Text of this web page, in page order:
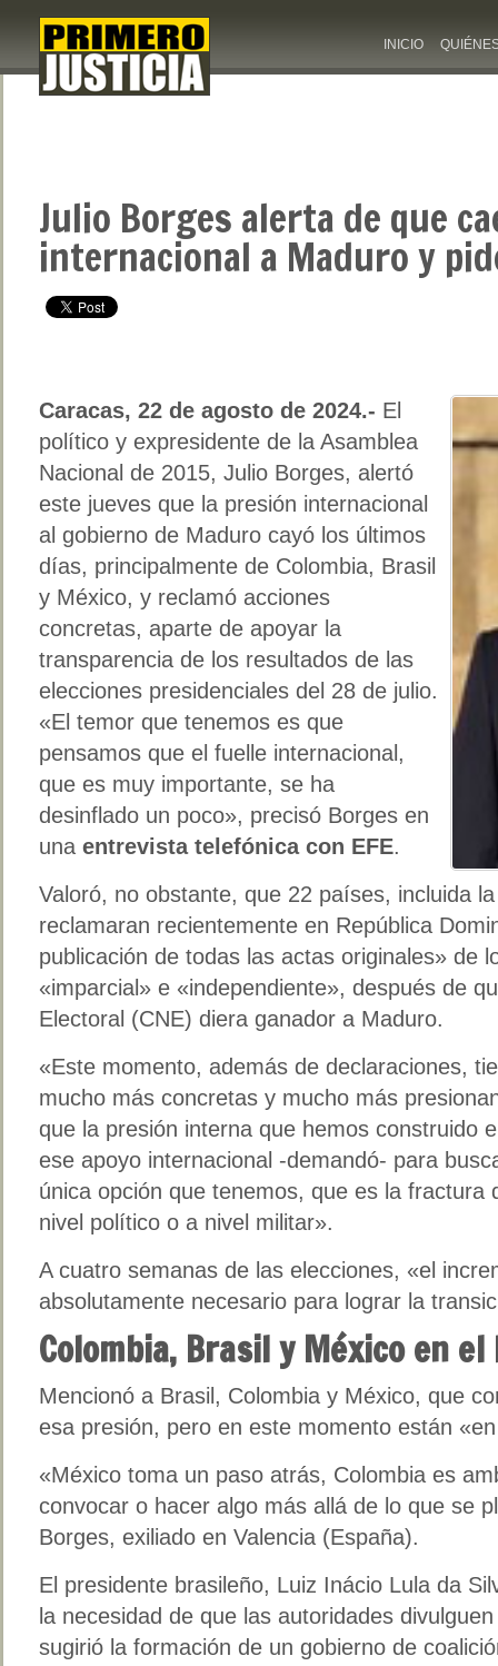
INICIO
Julio Borges alerta de que
internacional a Maduro y
Caracas, 22 de agosto de 2024.- El
político y expresidente de la Asamblea
Nacional de 2015, Julio Borges, alertó
este jueves que la presión internacional
al gobierno de Maduro cayó los últimos
días, principalmente de Colombia, Brasil
y México, y reclamó acciones
concretas, aparte de apoyar la
transparencia de los resultados de las
elecciones presidenciales del 28 de julio.
«El temor que tenemos es que
pensamos que el fuelle internacional,
que es muy importante, se ha
desinflado un poco», precisó Borges en
una entrevista telefónica con EFE.
Valoró, no obstante, que 22 países, incluida
reclamaran recientemente en República
publicación de todas las actas originales» de
«imparcial» e «independiente», después de
Electoral (CNE) diera ganador a Maduro.
«Este momento, además de declaraciones,
mucho más concretas y mucho más
que la presión interna que hemos construido
ese apoyo internacional -demandó- para
única opción que tenemos, que es la fractura
nivel político o a nivel militar».
A cuatro semanas de las elecciones, «el
absolutamente necesario para lograr la
Colombia, Brasil y México en el
Mencionó a Brasil, Colombia y México, que
esa presión, pero en este momento están
«México toma un paso atrás, Colombia es
convocar o hacer algo más allá de lo que se
Borges, exiliado en Valencia (España).
El presidente brasileño, Luiz Inácio Lula da
la necesidad de que las autoridades
sugirió la formación de un gobierno de